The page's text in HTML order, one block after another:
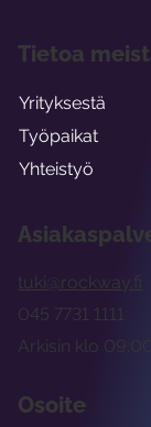
tuki@rockway.fi
Arkisin klo
045 7731 1111
Osoite
Tietoa
Yrityksestä
Työpaikat
Yhteistyö